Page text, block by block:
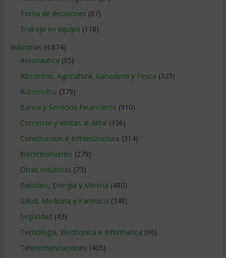
Toma de decisiones (87)
Trabajo en equipo (118)
Industrias (4.874)
Aeronautica (95)
Alimentos, Agricultura, Ganaderia y Pesca (325)
Automotriz(379)
Banca y Servicios Financieros (910)
Comercio y ventas al detal (336)
Construccion e Infraestructura (314)
Entretenimiento (279)
Otras industrias (73)
Petroleo, Energia y Mineria (480)
Salud, Medicina y Farmacia (348)
Seguridad (43)
Tecnologia, Electronica e Informatica (96)
Telecomunicaciones (405)